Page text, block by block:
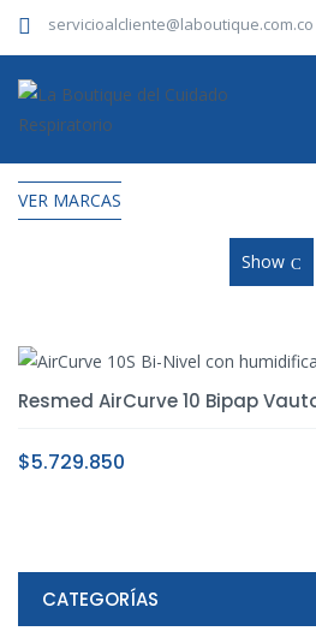
servicioalcliente@laboutique.com.co
VER MARCAS
CATEGORÍAS
Show
Resmed AirCurve 10 Bipap
$5.729.850